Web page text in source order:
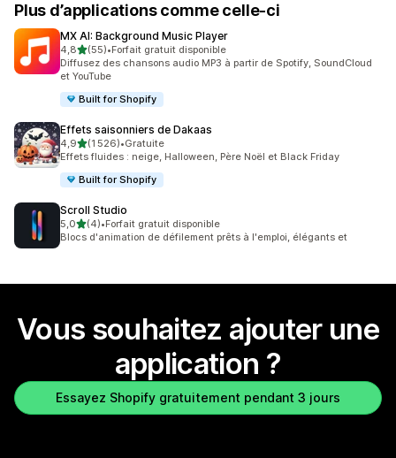
Plus d’applications comme celle-ci
MX AI: Background Music Player
4,8étoile(s) sur 5
(55)
55 avis au total
•Forfait gratuit disponible
Diffusez des chansons audio MP3 à partir de Spotify, SoundCloud
et YouTube
Built for Shopify
Effets saisonniers de Dakaas
4,9étoile(s) sur 5
(1 526)
1526 avis au total
•Gratuite
Effets fluides : neige, Halloween, Père Noël et Black Friday
Built for Shopify
Scroll Studio
5,0étoile(s) sur 5
(4)
4 avis au total
•Forfait gratuit disponible
Blocs d'animation de défilement prêts à l'emploi, élégants et
Vous souhaitez ajouter une
application ?
Essayez Shopify gratuitement pendant 3 jours